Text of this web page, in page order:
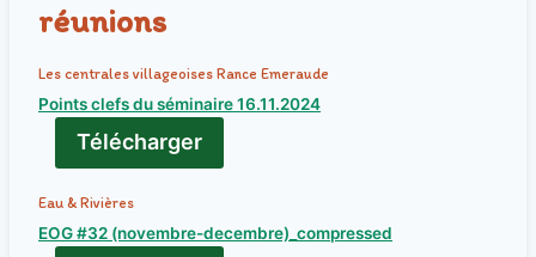
réunions
Les centrales villageoises Rance Emeraude
Points clefs du séminaire 16.11.2024
Télécharger
Eau & Rivières
EOG #32 (novembre-decembre)_compressed